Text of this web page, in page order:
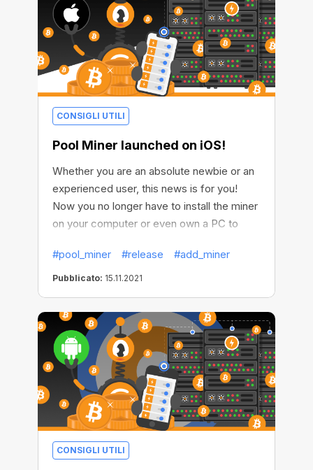
CONSIGLI UTILI
Pool Miner launched on iOS!
Whether you are an absolute newbie or an
experienced user, this news is for you!
Now you no longer have to install the miner
on your computer or even own a PC to
launched the Pool Miner feature on iOS!
#pool_miner #release #add_miner
Pubblicato: 15.11.2021
CONSIGLI UTILI